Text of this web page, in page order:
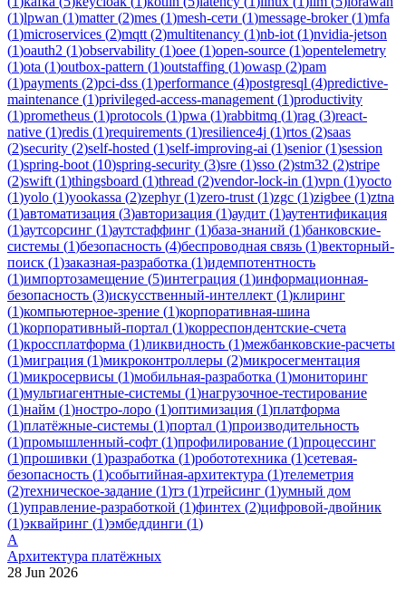
(1)lpwan (1)matter(2)mes (1)mesh-сети (1)message-broker(1)mfa
(1)microservices (2)mqtt (2)multitenancy (1)nb-iot (1)nvidia-jetson
(1)oauth2 (1)observability (1)oee (1)open-source (1)opentelemetry
(1)ota (1)outbox-pattern (1)outstaffing (1)owasp (2)pam
(1)payments (2)pci-dss (1)performance (4)postgresql (4)predictive-
maintenance (1)privileged-access-management (1)productivity
(1)prometheus (1)protocols (1)pwa (1)rabbitmq (1)rag (3)react-
native (1)redis (1)requirements (1)resilience4j (1)rtos (2)saas
(2)security (2)self-hosted (1)self-improving-ai (1)senior(1)session
(1)spring-boot (10)spring-security (3)sre (1)sso (2)stm32 (2)stripe
(2)swift (1)thingsboard (1)thread (2)vendor-lock-in (1)vpn (1)yocto
(1)yolo (1)yookassa (2)zephyr(1)zero-trust (1)zgc (1)zigbee (1)ztna
(1)автоматизация (3)авторизация (1)аудит (1)аутентификация
(1)аутсорсинг (1)аутстаффинг (1)база-знаний (1)банковские-
системы (1)безопасность (4)беспроводная связь (1)векторный-
поиск (1)заказная-разработка (1)идемпотентность
(1)импортозамещение (5)интеграция (1)информационная-
безопасность (3)искусственный-интеллект (1)клиринг
(1)компьютерное-зрение (1)корпоративная-шина
(1)корпоративный-портал (1)корреспондентские-счета
(1)кроссплатформа (1)ликвидность (1)межбанковские-расчеты
(1)миграция (1)микроконтроллеры (2)микросегментация
(1)микросервисы (1)мобильная-разработка (1)мониторинг
(1)мультиагентные-системы (1)нагрузочное-тестирование
(1)найм (1)ностро-лоро (1)оптимизация (1)платформа
(1)платёжные-системы (1)портал (1)производительность
(1)промышленный-софт (1)профилирование (1)процессинг
(1)прошивки (1)разработка (1)робототехника (1)сетевая-
безопасность (1)событийная-архитектура (1)телеметрия
(2)техническое-задание (1)тз (1)трейсинг (1)умный дом
(1)управление-разработкой (1)финтех (2)цифровой-двойник
(1)эквайринг (1)эмбеддинги (1)
А
Архитектура платёжных
28 Jun 2026